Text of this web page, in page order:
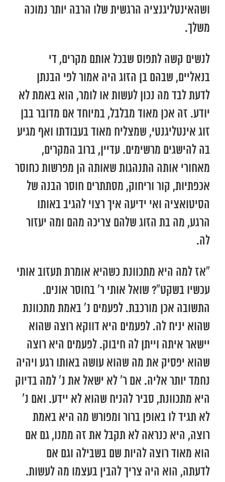
ושהאינטליגנציה הרגשית שלו הרבה יותר נמוכה
משלך.
לנשים קשה לתפוס שבכל אותם מקרים, די
בנאליים, שבהם בן הזוג היה אמור לפי הבנתן
לדעת לבד מה נכון לעשות או לומר, הוא באמת לא
יודע. זה אכן מאוד מבלבל, במיוחד אם מדובר בבן
זוג אינטליגנטי, שמצליח מאוד בעבודתו ואף מגיע
בה להישגים מרשימים. עדיין, ברוב המקרים,
מאחורי אותה התנהגות שאותה הן מפרשות כחוסר
אכפתיות, קור וריחוק, מסתתרים חוסר הבנה של
הסיטואציה ואי ידיעה איך רצוי להגיב באותו
הרגע, מה בת הזוג שלהם צריכה מהם ומה יעזור
לה.
“אז למה היא מתכוונת כשהיא אומרת תעזוב אותי
עכשיו בשקט”? שואל אותי ר’ בחוסר אונים.
התשובה אכן מורכבת. לפעמים נ’ באמת מתכוונת
שהוא יניח לה. לפעמים היא דווקא רוצה שהוא
יישאר איתה וייתן לה חיבוק. לפעמים היא רוצה
שהוא יפסיק את מה שהוא עושה באותו רגע ויהיה
נחמד יותר אליה. אם ר’ לא ישאל את נ’ למה בדיוק
היא מתכוונת, סביר להניח שהוא לא יידע. ואם נ’
לא תגיד לו באופן ברור ומפורש מה היא באמת
רוצה, היא כנראה לא תקבל את זה ממנו, גם אם
הוא מאוד רוצה להיות שם בשבילה וגם אם
לדעתה, הוא היה צריך להבין בעצמו מה לעשות.